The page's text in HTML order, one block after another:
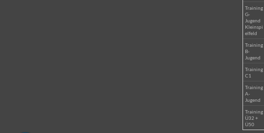
Training
G-
Jugend
Kleinspi
elfeld
Training
B-
Jugend
Training
C1
Training
A-
Jugend
Training
Ü32 +
Ü50